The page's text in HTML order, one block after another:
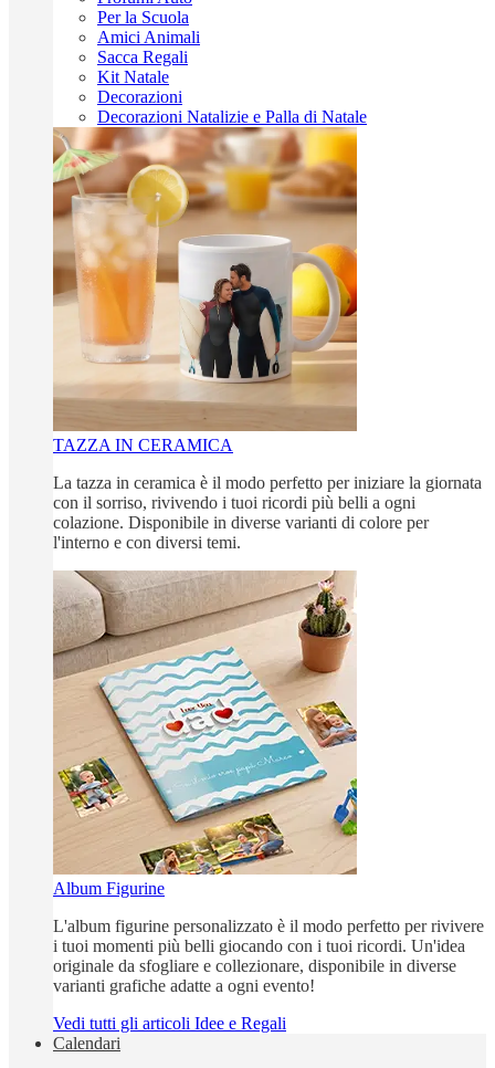
Per la Scuola
Amici Animali
Sacca Regali
Kit Natale
Decorazioni
Decorazioni Natalizie e Palla di Natale
TAZZA IN CERAMICA
La tazza in ceramica è il modo perfetto per iniziare la giornata
con il sorriso, rivivendo i tuoi ricordi più belli a ogni
colazione. Disponibile in diverse varianti di colore per
l'interno e con diversi temi.
Album Figurine
L'album figurine personalizzato è il modo perfetto per rivivere
i tuoi momenti più belli giocando con i tuoi ricordi. Un'idea
originale da sfogliare e collezionare, disponibile in diverse
varianti grafiche adatte a ogni evento!
Vedi tutti gli articoli Idee e Regali
Calendari